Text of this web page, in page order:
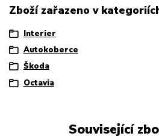
Zboží zařazeno v
Interier
Autokoberce
Škoda
Octavia
Související